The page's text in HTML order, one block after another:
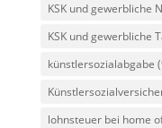
KSK und gewerbliche
KSK und gewerbliche
künstlersozialabgabe
lohnsteuer bei home